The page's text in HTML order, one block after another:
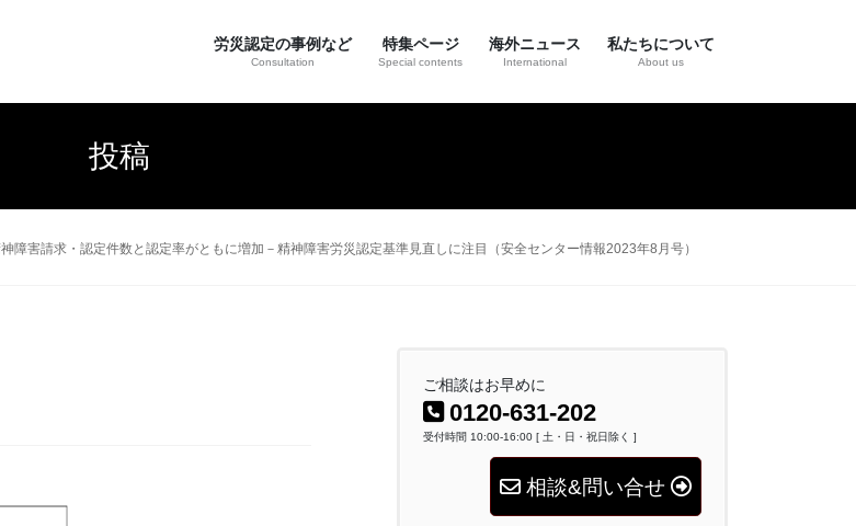
労災認定の事例など
Consultation
特集ページ
Special contents
海外ニュース
International
私たちについて
About us
投稿
障害請求・認定件数と認定率がともに増加－精神障害労災認定基準見直しに注目（安全センター情報2023年8月号）
ご相談はお早めに
0120-631-202
受付時間 10:00-16:00 [ 土・日・祝日除く ]
相談&問い合せ